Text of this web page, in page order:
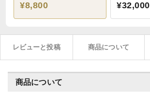
¥8,800 ¥32,000
レビューと投稿 商品について
商品について